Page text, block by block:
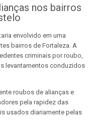
nos bairros
envolvido em uma
bairros de Fortaleza. A
criminais por roubo,
levantamentos conduzidos
roubos de alianças e
pela rapidez das
usados diariamente pelas